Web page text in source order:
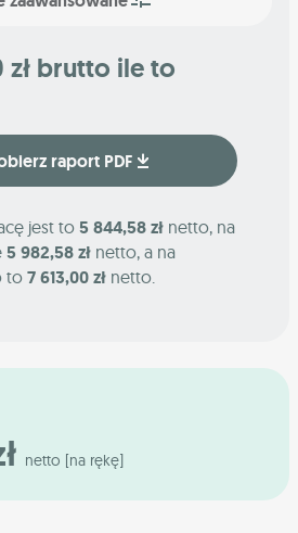
zł brutto ile to
raport PDF
jest to 5 844,58 zł netto, na
5 982,58 zł netto, a na
to 7 613,00 zł netto.
netto [na rękę]